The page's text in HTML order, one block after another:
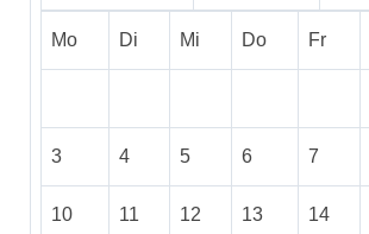
Mo Di Mi Do Fr
3 4 5 6 7
10 11 12 13 14